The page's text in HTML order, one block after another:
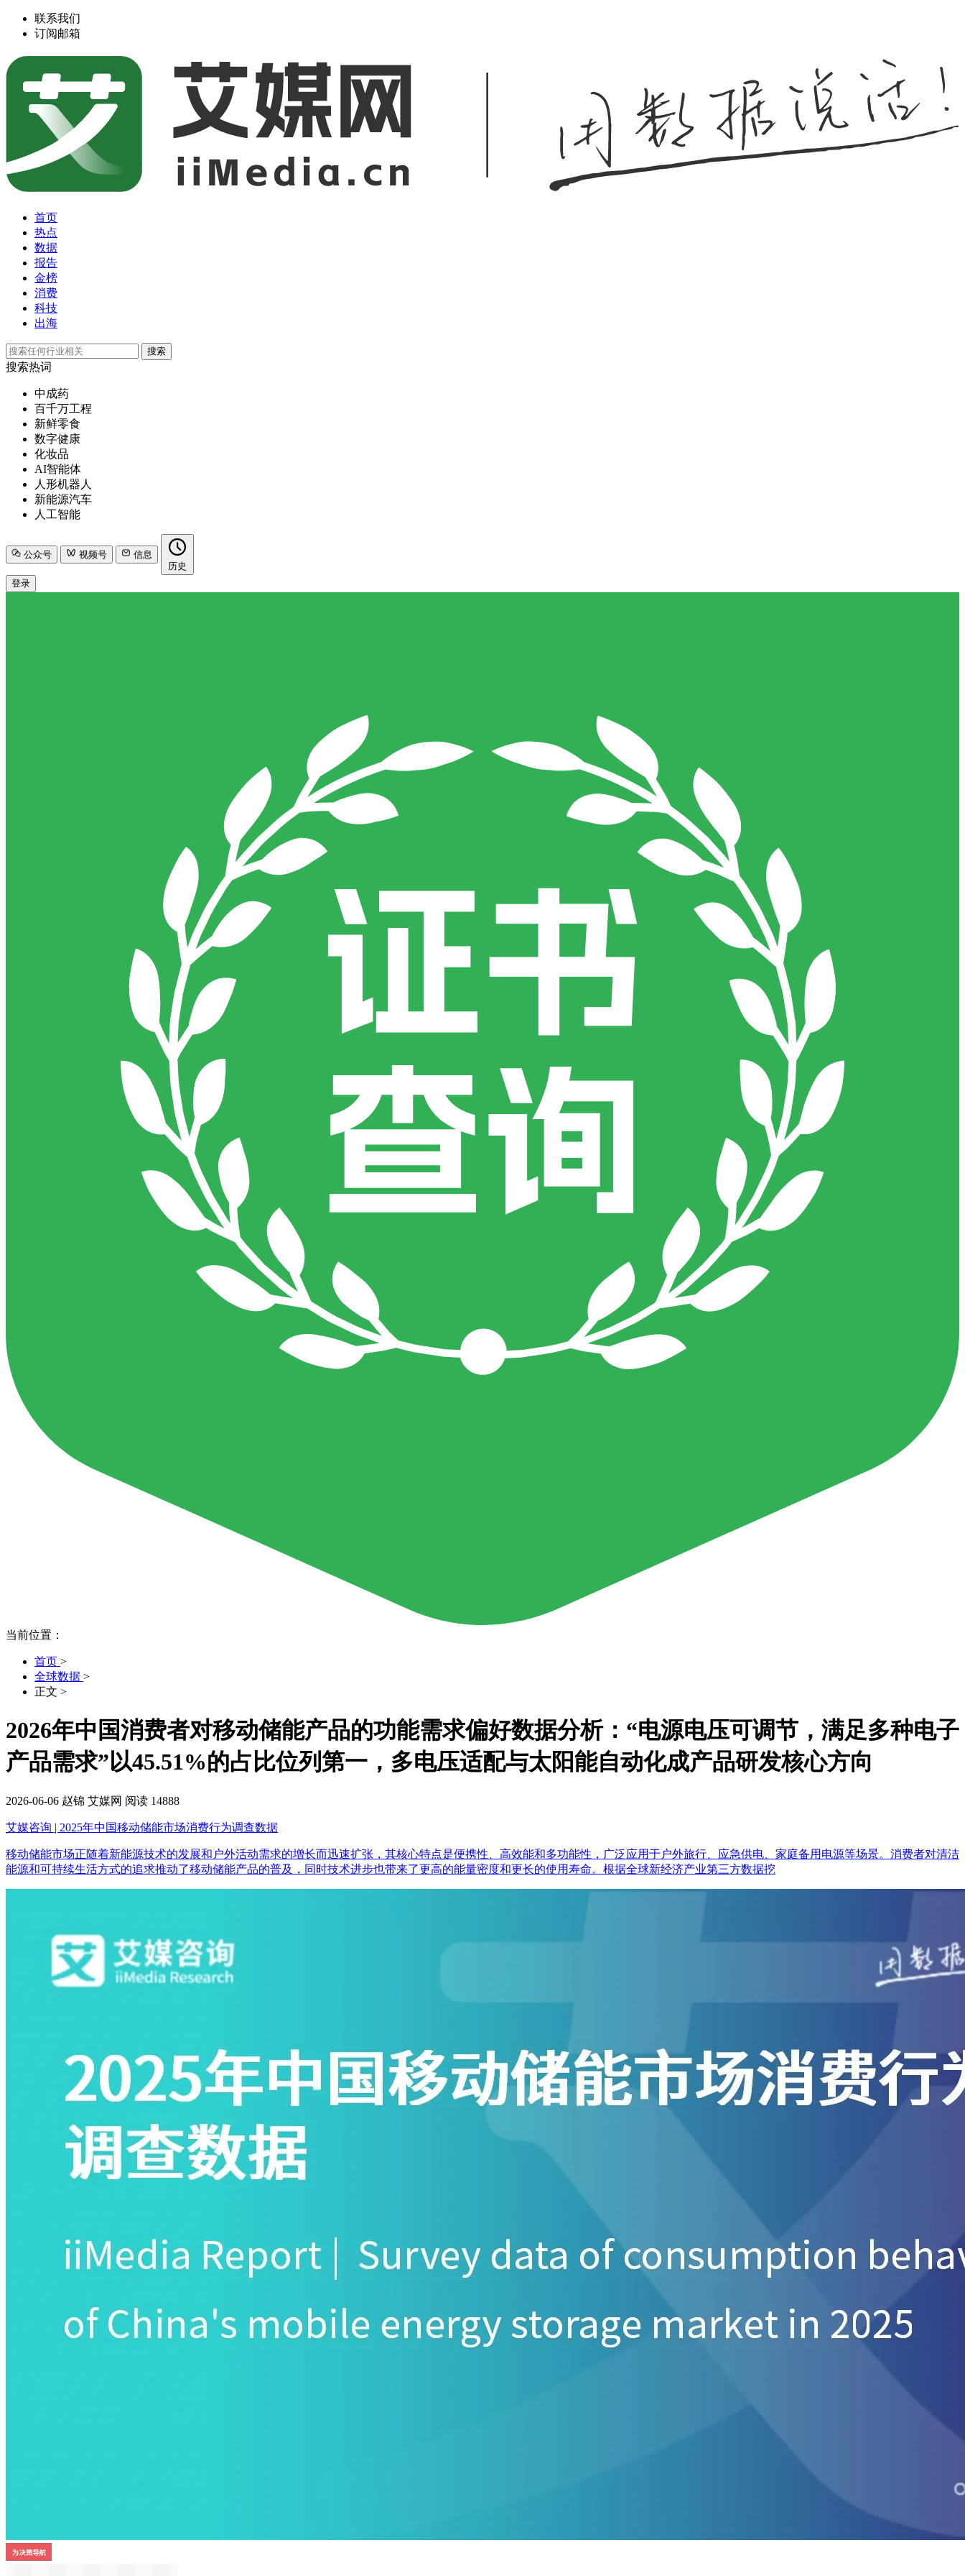
联系我们
订阅邮箱
首页
热点
数据
报告
金榜
消费
科技
出海
搜索
搜索热词
中成药
百千万工程
新鲜零食
数字健康
化妆品
AI智能体
人形机器人
新能源汽车
人工智能
公众号 视频号
信息
历史
登录
当前位置：
首页 >
全球数据 >
正文 >
2026年中国消费者对移动储能产品的功能需求偏好数据分析：“电源电压可调节，满足多种电子
产品需求”以45.51%的占比位列第一，多电压适配与太阳能自动化成产品研发核心方向
2026-06-06 赵锦 艾媒网 阅读 14888
艾媒咨询 | 2025年中国移动储能市场消费行为调查数据
移动储能市场正随着新能源技术的发展和户外活动需求的增长而迅速扩张，其核心特点是便携性、高效能和多功能性，广泛应用于户外旅行、应急供电、家庭备用电源等场景。消费者对清洁
能源和可持续生活方式的追求推动了移动储能产品的普及，同时技术进步也带来了更高的能量密度和更长的使用寿命。根据全球新经济产业第三方数据挖